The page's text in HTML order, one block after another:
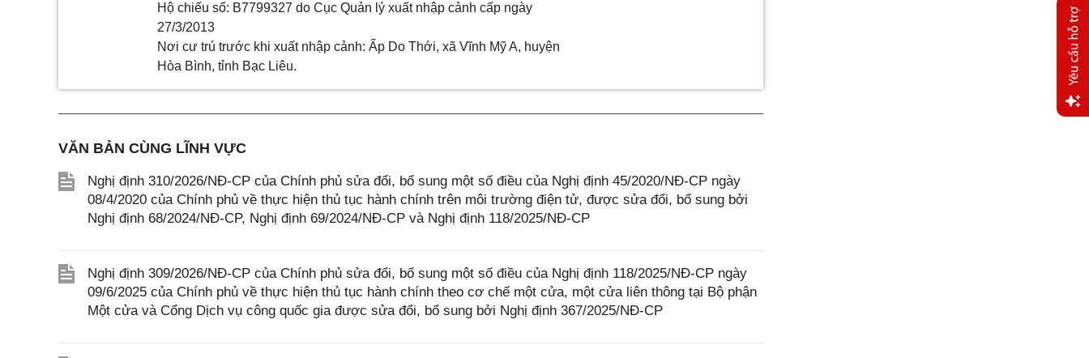
Hộ chiếu số: B7799327 do Cục Quản lý xuất nhập cảnh cấp ngày
27/3/2013
Nơi cư trú trước khi xuất nhập cảnh: Ấp Do Thới, xã Vĩnh Mỹ A, huyện
Hòa Bình, tỉnh Bạc Liêu.
VĂN BẢN CÙNG LĨNH VỰC
Nghị định 310/2026/NĐ-CP của Chính phủ sửa đổi, bổ sung một số điều của Nghị định 45/2020/NĐ-CP ngày
08/4/2020 của Chính phủ về thực hiện thủ tục hành chính trên môi trường điện tử, được sửa đổi, bổ sung bởi
Nghị định 68/2024/NĐ-CP, Nghị định 69/2024/NĐ-CP và Nghị định 118/2025/NĐ-CP
Nghị định 309/2026/NĐ-CP của Chính phủ sửa đổi, bổ sung một số điều của Nghị định 118/2025/NĐ-CP ngày
09/6/2025 của Chính phủ về thực hiện thủ tục hành chính theo cơ chế một cửa, một cửa liên thông tại Bộ phận
Một cửa và Cổng Dịch vụ công quốc gia được sửa đổi, bổ sung bởi Nghị định 367/2025/NĐ-CP